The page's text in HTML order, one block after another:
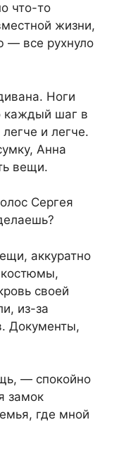
что-то
жизни,
— все рухнуло
Ноги
каждый шаг в
и легче.
Анна
вещи.
Сергея
аккуратно
своей
из-за
Документы,
— спокойно
замок
где мной